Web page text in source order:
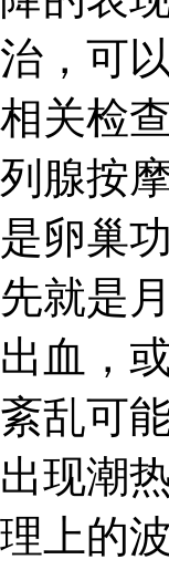
治，可
相关检
列腺按
是卵巢
先就是
出血，
紊乱可
出现潮
理上的